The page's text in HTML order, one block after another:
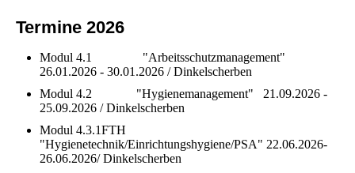
Termine 2026
Modul 4.1 "Arbeitsschutzmanagement"
26.01.2026 - 30.01.2026 / Dinkelscherben
Modul 4.2 "Hygienemanagement" 21.09.2026 -
25.09.2026 / Dinkelscherben
Modul 4.3.1FTH
"Hygienetechnik/Einrichtungshygiene/PSA" 22.06.2026-
26.06.2026/ Dinkelscherben